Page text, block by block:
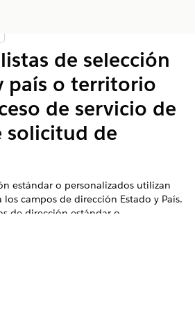
de materias
de selección
país o territorio
de servicio de
solicitud de
estándar o personalizados utilizan
los campos de dirección Estado y País.
de dirección estándar o
y la integridad de los datos con
de estado, país y territorio